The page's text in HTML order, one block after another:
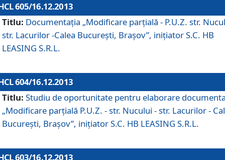
605/16.12.2013
Titlu: Documentaţia „Modificare parţială - P.U.Z. str.
str. Lacurilor -Calea Bucureşti, Braşov”, iniţiator S.C. HB
LEASING S.R.L.
604/16.12.2013
Titlu: Studiu de oportunitate pentru elaborare
„Modificare parţială P.U.Z. - str. Nucului - str. Lacurilor -
Bucureşti, Braşov”, iniţiator S.C. HB LEASING S.R.L.
603/16.12.2013